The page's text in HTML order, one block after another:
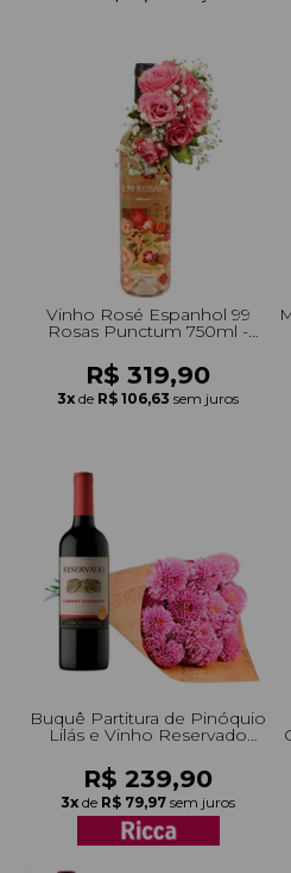
Vinho Rosé Espanhol 99
Rosas Punctum 750ml -
R$ 319,90
3x de R$ 106,63 sem juros
Buquê Partitura de Pinóquio
Lilás e Vinho Reservado
R$ 239,90
3x de R$ 79,97 sem juros